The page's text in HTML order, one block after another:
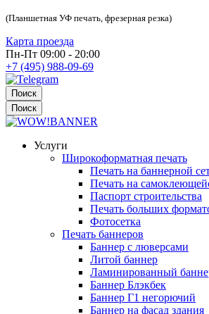
(Планшетная УФ печать, фрезерная резка)
Карта проезда
Пн-Пт 09:00 - 20:00
+7 (495) 988-09-69
Поиск
Поиск
Услуги
Широкоформатная печать
Печать на баннерной
Печать на
Паспорт строительства
Печать больших
Фотосетка
Печать баннеров
Баннер с люверсами
Литой баннер
Ламинированный
Баннер Блэкбек
Баннер Г1 негорючий
Баннер на фасад здания